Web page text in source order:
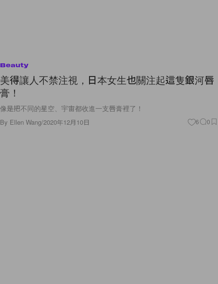
Beauty
美得讓人不禁注視，日本女生也關注起這隻銀河唇
膏！
像是把不同的星空、宇宙都收進一支唇膏裡了！
By Ellen Wang/2020年12月10日 6 0